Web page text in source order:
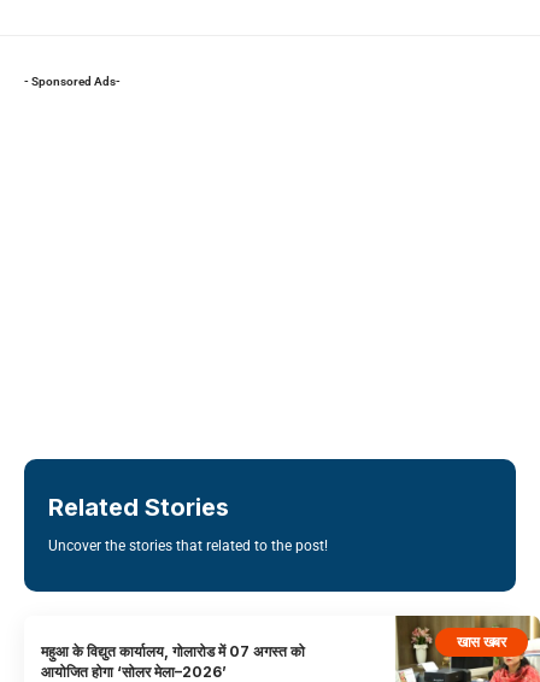
- Sponsored Ads-
Related Stories
Uncover the stories that related to the post!
खास खबर
महुआ के विद्युत कार्यालय, गोलारोड में 07 अगस्त को
आयोजित होगा ‘सोलर मेला–2026’